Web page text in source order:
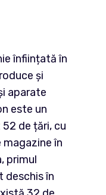
înființată în
și
aparate
este un
de țări, cu
în
primul
deschis în